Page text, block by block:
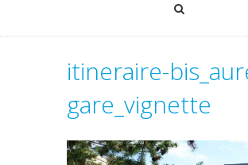
itineraire-
gare_vignette